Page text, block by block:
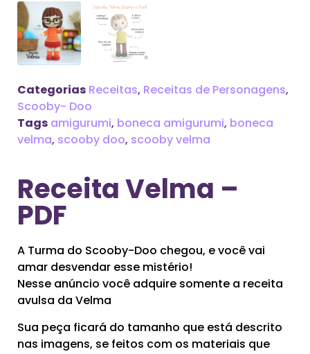
Categorias Receitas, Receitas de Personagens,
Scooby- Doo
Tags amigurumi, boneca amigurumi, boneca
velma, scooby doo, scooby velma
Receita Velma –
PDF
A Turma do Scooby-Doo chegou, e você vai
amar desvendar esse mistério!
Nesse anúncio você adquire somente a receita
avulsa da Velma
Sua peça ficará do tamanho que está descrito
nas imagens, se feitos com os materiais que